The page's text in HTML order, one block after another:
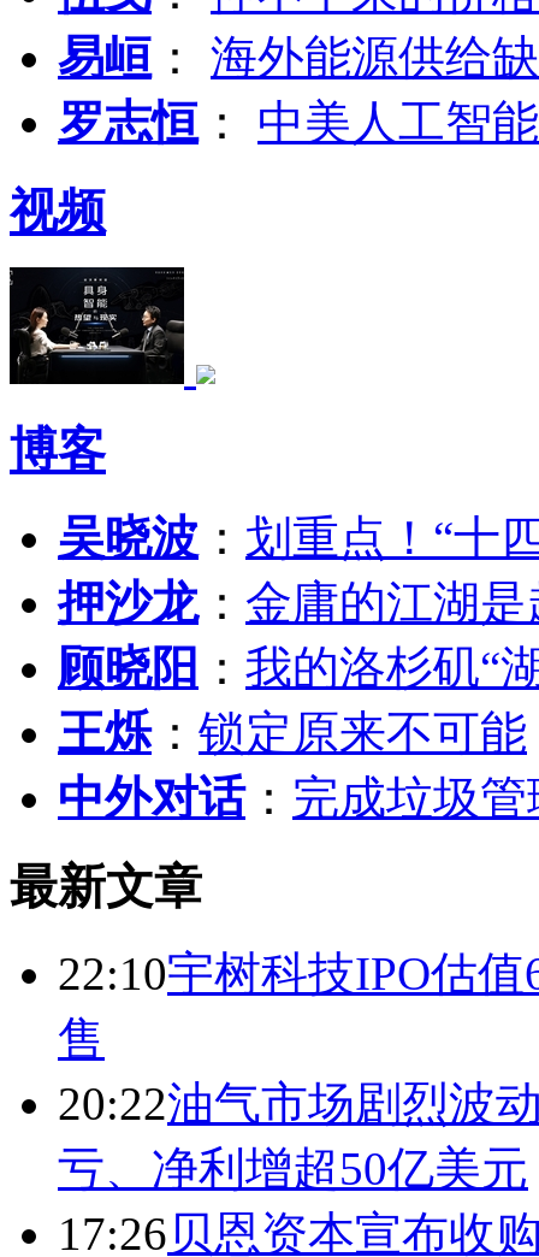
易峘 ： 海外能源供给
罗志恒 ： 中美人工智
视频
博客
吴晓波 ： 划重点！“十
押沙龙： 金庸的江湖
顾晓阳 ： 我的洛杉矶“
王烁： 锁定原来不可能
中外对话： 完成垃圾管
最新文章
22:10宇树科技IPO估值
售
20:22油气市场剧烈波
亏、净利增超50亿美元
17:26贝恩资本宣布收